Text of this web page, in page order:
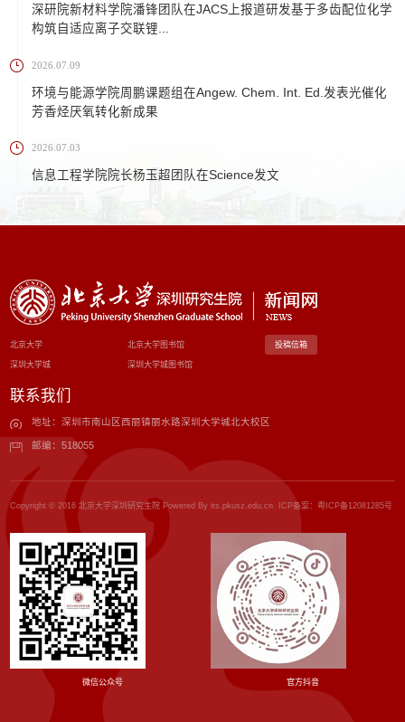
深研院新材料学院潘锋团队在JACS上报道研发基于多齿配位化学
构筑自适应离子交联锂...
2026.07.09
环境与能源学院周鹏课题组在Angew. Chem. Int. Ed.发表光催化
芳香烃厌氧转化新成果
2026.07.03
信息工程学院院长杨玉超团队在Science发文
北京大学 北京大学图书馆
深圳大学城 深圳大学城图书馆
投稿信箱
联系我们
地址：深圳市南山区西丽镇丽水路深圳大学城北大校区
邮编：518055
Copyright © 2016 北京大学深圳研究生院 Powered By its.pkusz.edu.cn ICP备案：粤ICP备12081285号
微信公众号 官方抖音